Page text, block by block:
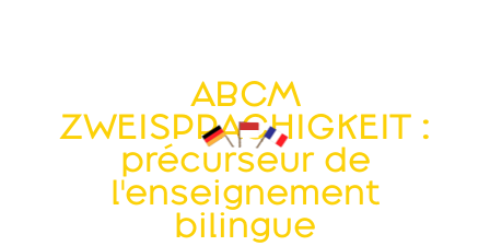
ABCM
ZWEISPRACHIGKEIT :
précurseur de
l'enseignement
bilingue